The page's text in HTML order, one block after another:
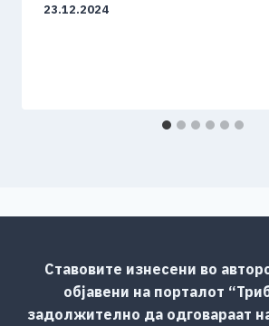
23.12.2024
Ставовите изнесени во
објавени на порталот
задолжително да одговараат